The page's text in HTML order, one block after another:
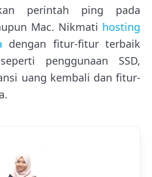
perintah ping pada
Mac. Nikmati hosting
dengan fitur-fitur terbaik
penggunaan SSD,
uang kembali dan fitur-